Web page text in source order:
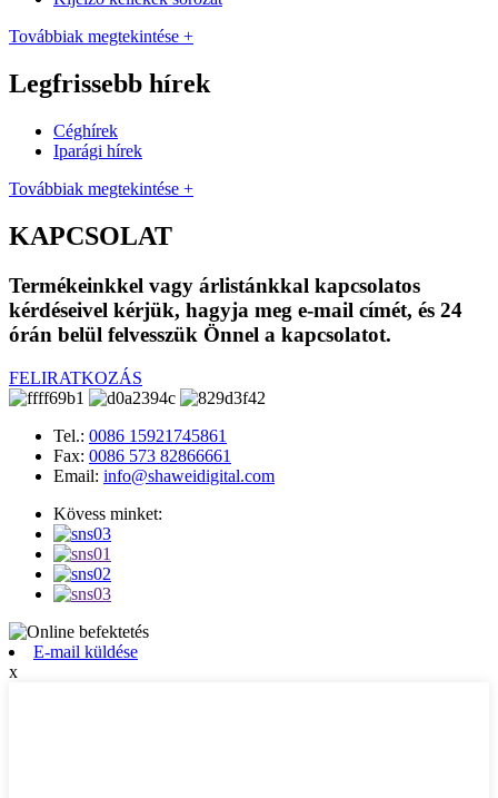
Továbbiak megtekintése +
Legfrissebb hírek
Céghírek
Iparági hírek
Továbbiak megtekintése +
KAPCSOLAT
Termékeinkkel vagy árlistánkkal kapcsolatos
kérdéseivel kérjük, hagyja meg e-mail címét, és 24
órán belül felvesszük Önnel a kapcsolatot.
FELIRATKOZÁS
Tel.: 0086 15921745861
Fax: 0086 573 82866661
Email: info@shaweidigital.com
Kövess minket:
E-mail küldése
x